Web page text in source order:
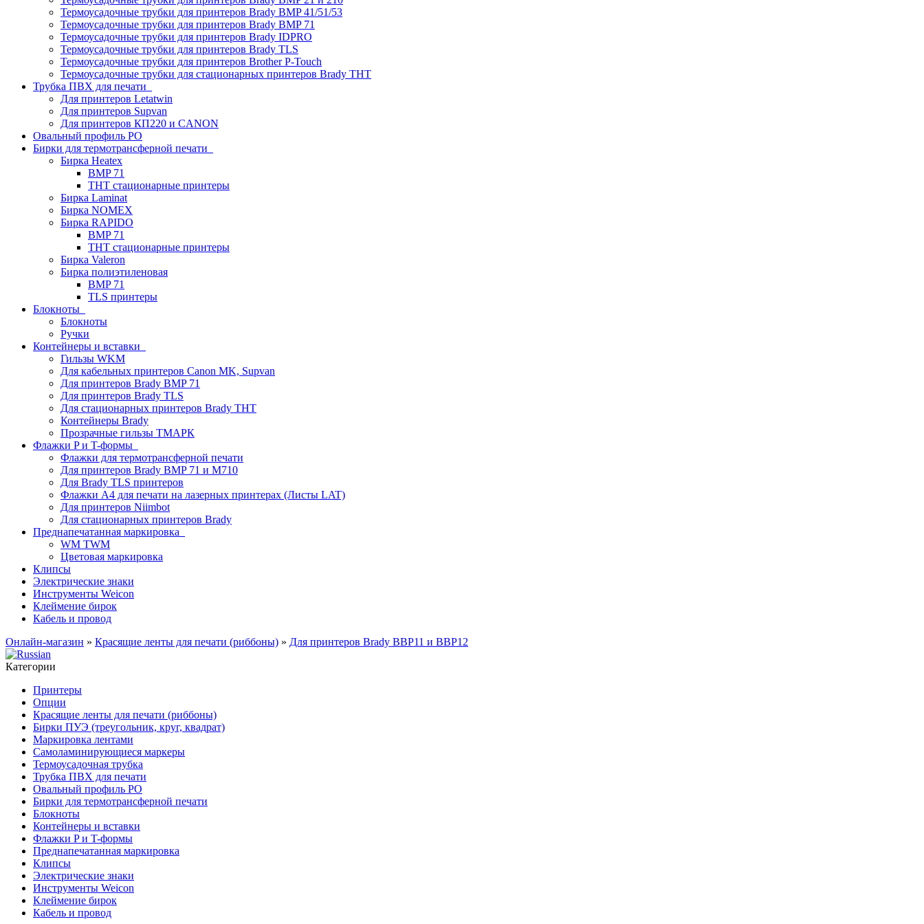
Термоусадочные трубки для принтеров Brady BMP 41/51/53
Термоусадочные трубки для принтеров Brady BMP 71
Термоусадочные трубки для принтеров Brady IDPRO
Термоусадочные трубки для принтеров Brady TLS
Термоусадочные трубки для принтеров Brother P-Touch
Термоусадочные трубки для стационарных принтеров Brady THT
Трубка ПВХ для печати
Для принтеров Letatwin
Для принтеров Supvan
Для принтеров КП220 и CANON
Овальный профиль PO
Бирки для термотрансферной печати
Бирка Heatex
BMP 71
THT стационарные принтеры
Бирка Laminat
Бирка NOMEX
Бирка RAPIDO
BMP 71
THT стационарные принтеры
Бирка Valeron
Бирка полиэтиленовая
BMP 71
TLS принтеры
Блокноты
Блокноты
Ручки
Контейнеры и вставки
Гильзы WKM
Для кабельных принтеров Canon MK, Supvan
Для принтеров Brady BMP 71
Для принтеров Brady TLS
Для стационарных принтеров Brady THT
Контейнеры Brady
Прозрачные гильзы ТМАРК
Флажки P и T-формы
Флажки для термотрансферной печати
Для принтеров Brady BMP 71 и M710
Для Brady TLS принтеров
Флажки A4 для печати на лазерных принтерах (Листы LAT)
Для принтеров Niimbot
Для стационарных принтеров Brady
Преднапечатанная маркировка
WM TWM
Цветовая маркировка
Клипсы
Электрические знаки
Инструменты Weicon
Клеймение бирок
Кабель и провод
Онлайн-магазин » Красящие ленты для печати (риббоны) » Для принтеров Brady BBP11 и BBP12
Категории
Принтеры
Опции
Красящие ленты для печати (риббоны)
Бирки ПУЭ (треугольник, круг, квадрат)
Маркировка лентами
Самоламинирующиеся маркеры
Термоусадочная трубка
Трубка ПВХ для печати
Овальный профиль PO
Бирки для термотрансферной печати
Блокноты
Контейнеры и вставки
Флажки P и T-формы
Преднапечатанная маркировка
Клипсы
Электрические знаки
Инструменты Weicon
Клеймение бирок
Кабель и провод